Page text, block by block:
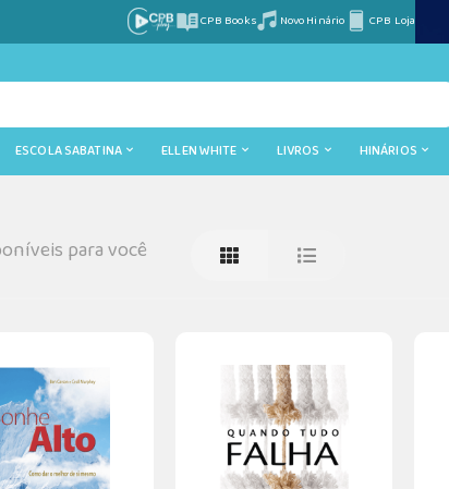
CPB Books Novo Hinário CPB Loja
ESCOLA SABATINA ELLEN WHITE LIVROS HINÁRIOS
para você